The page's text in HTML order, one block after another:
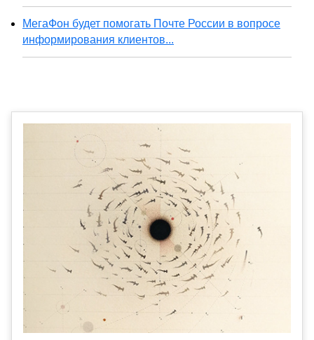
МегаФон будет помогать Почте России в вопросе
информирования клиентов...